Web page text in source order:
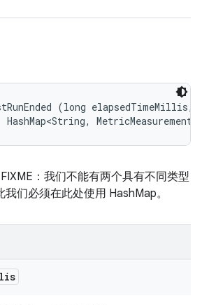
(long elapsedTimeMillis,
HashMap<String,
：我们不能有两个具有不同类型
们必须在此处使用 HashMap。